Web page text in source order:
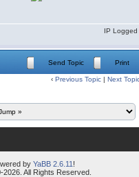
IP Logged
Send Topic Print
‹ Previous Topic | Next
by YaBB 2.6.11 !
All Rights Reserved.